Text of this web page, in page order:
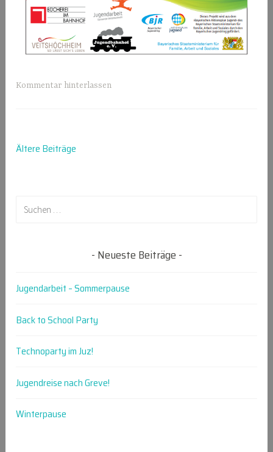
Kommentar hinterlassen
Beitragsnavigation
Ältere Beiträge
Suchen
nach:
Neueste Beiträge
Jugendarbeit – Sommerpause
Back to School Party
Technoparty im Juz!
Jugendreise nach Greve!
Winterpause